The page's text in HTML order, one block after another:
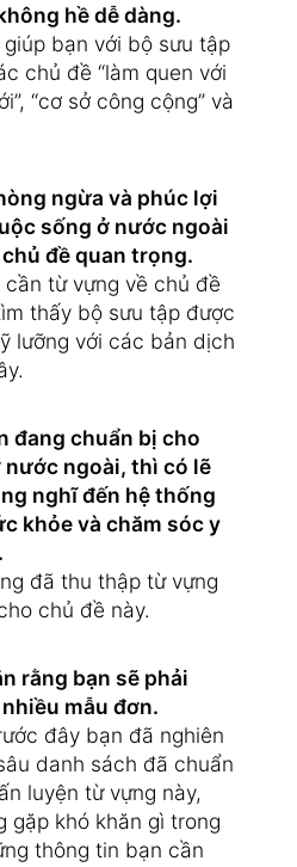
hề dễ dàng.
bạn với bộ sưu tập
chủ đề “làm quen với
“cơ sở công cộng” và
ngừa và phúc lợi
sống ở nước ngoài
đề quan trọng.
cần từ vựng về chủ đề
thấy bộ sưu tập được
lưỡng với các bản dịch
đang chuẩn bị cho
nước ngoài, thì có lẽ
nghĩ đến hệ thống
khỏe và chăm sóc y
đã thu thập từ vựng
chủ đề này.
rằng bạn sẽ phải
mẫu đơn.
đây bạn đã nghiên
danh sách đã chuẩn
luyện từ vựng này,
gặp khó khăn gì trong
thông tin bạn cần